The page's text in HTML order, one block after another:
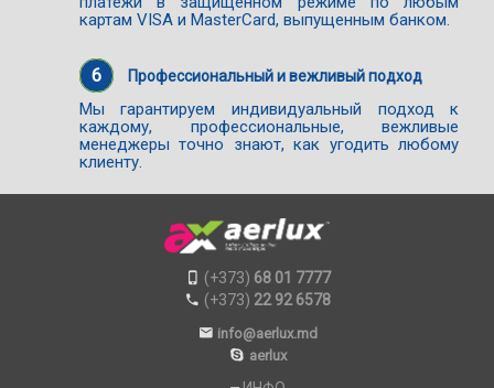
картам VISA и MasterCard, выпущенным банком.
6 Профессиональный и вежливый подход
Мы гарантируем индивидуальный подход к
каждому, профессиональные, вежливые
менеджеры точно знают, как угодить любому
клиенту.
(+373) 68 01 7777
(+373) 22 92 6578
info@aerlux.md
aerlux